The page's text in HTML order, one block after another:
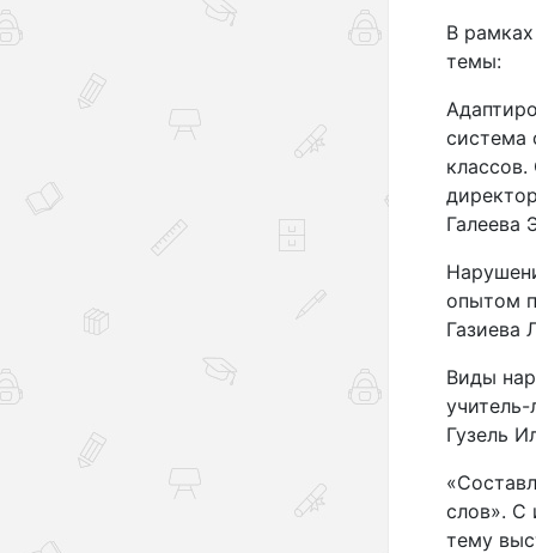
В
темы:
система
Галеева
опытом
Газиева
Виды
Гузель
слов». С
тему